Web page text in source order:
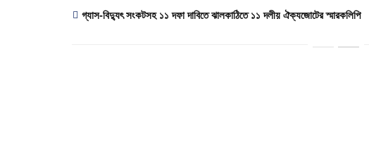
গ্যাস-বিদ্যুৎ সংকটসহ ১১ দফা দাবিতে ঝালকাঠিতে ১১ দলীয় ঐক্যজোটের স্মারকলিপি